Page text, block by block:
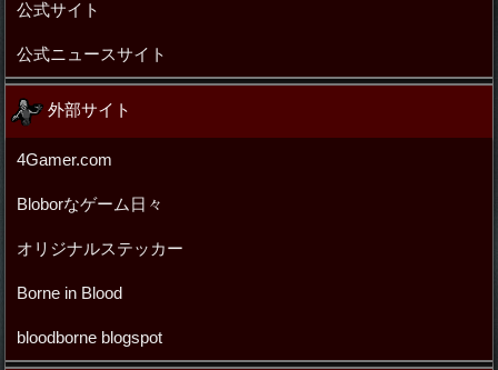
公式サイト
公式ニュースサイト
外部サイト
4Gamer.com
Bloborなゲーム日々
オリジナルステッカー
Borne in Blood
bloodborne blogspot